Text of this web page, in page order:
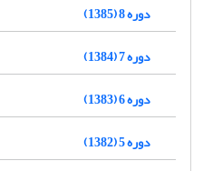
دوره 8 (1385)
دوره 7 (1384)
دوره 6 (1383)
دوره 5 (1382)